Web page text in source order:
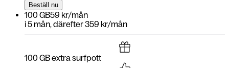
Beställ nu
100 GB59 kr/mån
i5 mån, därefter359 kr/mån
100 GB extra surfpott